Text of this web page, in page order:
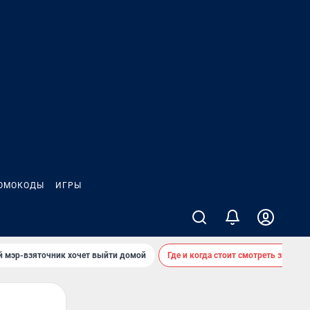
ИГРЫ
мэр-взяточник хочет выйти домой Где и когда стоит смотреть